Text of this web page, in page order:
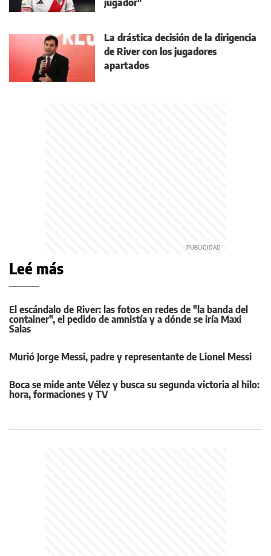
La drástica decisión de la dirigencia
de River con los jugadores
apartados
Leé más
El escándalo de River: las fotos en redes de "la banda del
container", el pedido de amnistía y a dónde se iría Maxi
Salas
Murió Jorge Messi, padre y representante de Lionel Messi
Boca se mide ante Vélez y busca su segunda victoria al hilo:
hora, formaciones y TV